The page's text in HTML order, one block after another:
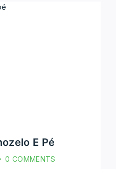
E Pé
0 COMMENTS